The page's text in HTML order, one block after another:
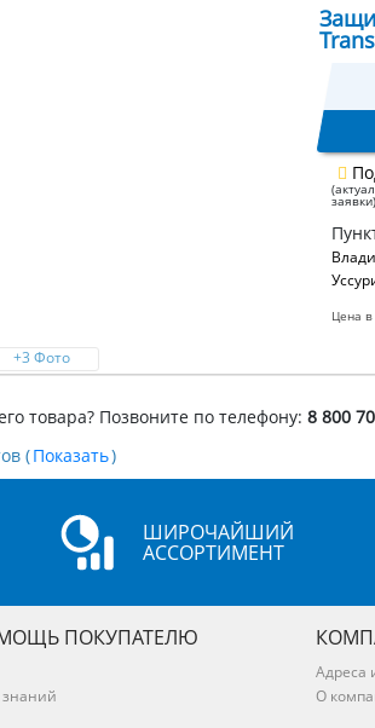
заявки)
Цена в
+3 Фото
товара? Позвоните по телефону: 8 800
(
)
ШИРОЧАЙШИЙ
АССОРТИМЕНТ
ПОКУПАТЕЛЮ
знаний
Адреса
О